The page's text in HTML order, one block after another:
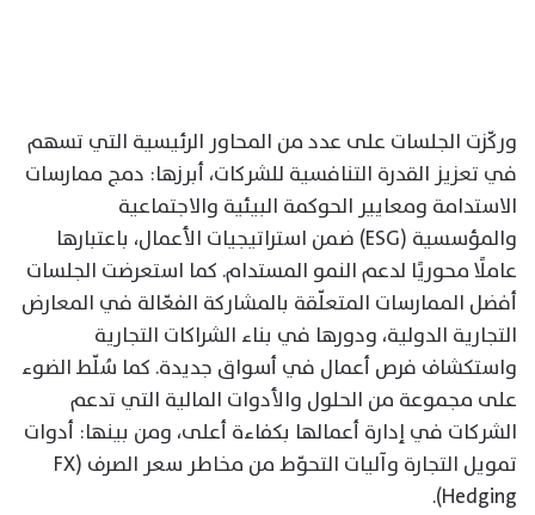
وركّزت الجلسات على عدد من المحاور الرئيسية التي تسهم
في تعزيز القدرة التنافسية للشركات، أبرزها: دمج ممارسات
الاستدامة ومعايير الحوكمة البيئية والاجتماعية
والمؤسسية (ESG) ضمن استراتيجيات الأعمال، باعتبارها
عاملًا محوريًا لدعم النمو المستدام. كما استعرضت الجلسات
أفضل الممارسات المتعلّقة بالمشاركة الفعّالة في المعارض
التجارية الدولية، ودورها في بناء الشراكات التجارية
واستكشاف فرص أعمال في أسواق جديدة. كما سُلّط الضوء
على مجموعة من الحلول والأدوات المالية التي تدعم
الشركات في إدارة أعمالها بكفاءة أعلى، ومن بينها: أدوات
تمويل التجارة وآليات التحوّط من مخاطر سعر الصرف (FX
Hedging).